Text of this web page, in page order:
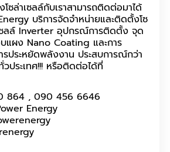
ล่าเซลล์กับเราสามารถติดต่อมาได้
บริการจัดจำหน่ายและติดตั้งโซ
ซลล์ Inverter อุปกรณ์การติดตั้ง จุด
แผง Nano Coating และการ
ประหยัดพลังงาน ประสบการณ์กว่า
ประเทศ!!! หรือติดต่อได้ที่
864 , 090 456 6646
Energy